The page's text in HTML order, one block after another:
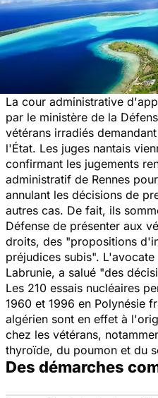
La cour administrative
par le ministère de la
vétérans irradiés
l'État. Les juges nantais
confirmant les jugements
administratif de Rennes
annulant les décisions de
autres cas. De fait, ils
Défense de présenter aux
droits, des "propositions
préjudices subis". L'avocate
Labrunie, a salué "des
Les 210 essais nucléaires
1960 et 1996 en Polynésie
algérien sont en effet à
chez les vétérans,
thyroïde, du poumon et du
Des démarches